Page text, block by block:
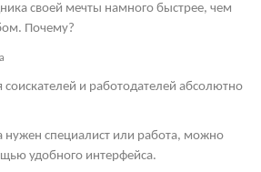
своей мечты намного быстрее, чем
Почему?
и работодателей абсолютно
нужен специалист или работа, можно
удобного интерфейса.